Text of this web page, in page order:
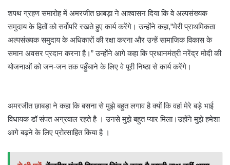
शपथ ग्रहण समारोह में अमरजीत छाबड़ा ने आश्वासन दिया कि वे अल्पसंख्यक
समुदाय के हितों को सर्वोपरि रखते हुए कार्य करेंगे। उन्होंने कहा,”मेरी प्राथमिकता
अल्पसंख्यक समुदाय के अधिकारों की रक्षा करना और उन्हें सामाजिक विकास के
समान अवसर प्रदान करना है।” उन्होंने आगे कहा कि प्रधानमंत्री नरेंद्र मोदी की
योजनाओं को जन-जन तक पहुँचाने के लिए वे पूरी निष्ठा से कार्य करेंगे।
अमरजीत छाबड़ा ने कहा कि बसना से मुझे बहुत लगाव है क्यों कि वहां मेरे बड़े भाई
विधायक डॉ संपत अग्रवाल रहते है । उनसे मुझे बहुत प्यार मिला।उहोंने मुझे हमेशा
आगे बढ़ने के लिए प्रोत्साहित किया है ।